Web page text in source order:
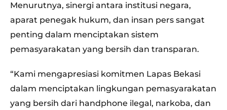
Menurutnya, sinergi antara institusi negara,
aparat penegak hukum, dan insan pers sangat
penting dalam menciptakan sistem
pemasyarakatan yang bersih dan transparan.
“Kami mengapresiasi komitmen Lapas Bekasi
dalam menciptakan lingkungan pemasyarakatan
yang bersih dari handphone ilegal, narkoba, dan